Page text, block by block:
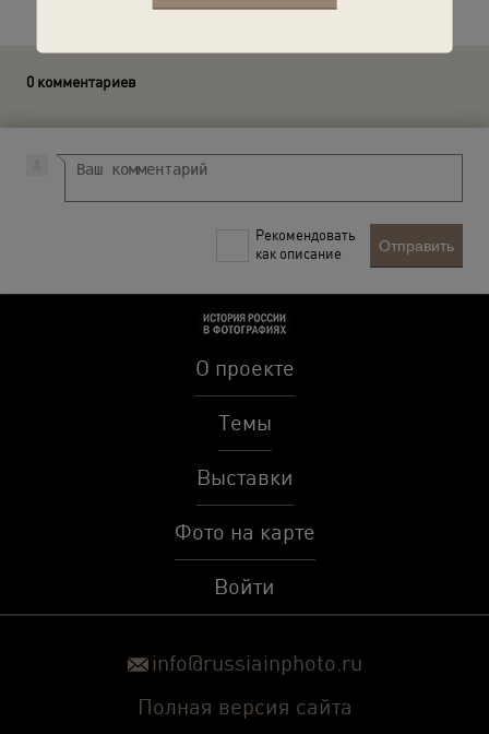
0 комментариев
Рекомендовать
как описание
Отправить
О проекте
Темы
Выставки
Фото на карте
Войти
info@russiainphoto.ru
Полная версия сайта